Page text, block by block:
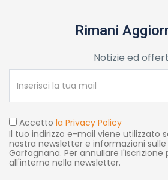
Rimani
Notizie ed
Accetto la Privacy Policy
Il tuo indirizzo e-mail viene utilizzato
nostra newsletter e informazioni
Garfagnana. Per annullare l'iscrizione
all'interno nella newsletter.